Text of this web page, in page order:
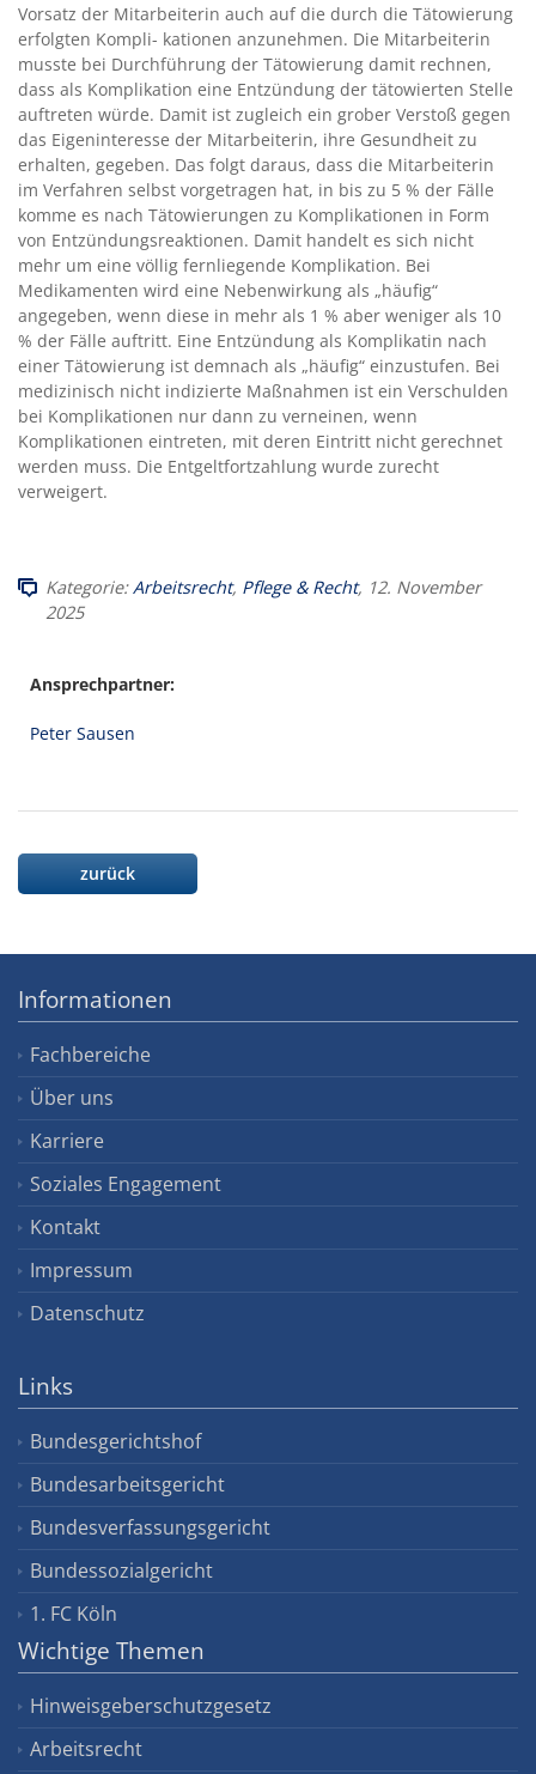
Vorsatz der Mitarbeiterin auch auf die durch die Tätowierung
erfolgten Kompli- kationen anzunehmen. Die Mitarbeiterin
musste bei Durchführung der Tätowierung damit rechnen,
dass als Komplikation eine Entzündung der tätowierten Stelle
auftreten würde. Damit ist zugleich ein grober Verstoß gegen
das Eigeninteresse der Mitarbeiterin, ihre Gesundheit zu
erhalten, gegeben. Das folgt daraus, dass die Mitarbeiterin
im Verfahren selbst vorgetragen hat, in bis zu 5 % der Fälle
komme es nach Tätowierungen zu Komplikationen in Form
von Entzündungsreaktionen. Damit handelt es sich nicht
mehr um eine völlig fernliegende Komplikation. Bei
Medikamenten wird eine Nebenwirkung als „häufig“
angegeben, wenn diese in mehr als 1 % aber weniger als 10
% der Fälle auftritt. Eine Entzündung als Komplikatin nach
einer Tätowierung ist demnach als „häufig“ einzustufen. Bei
medizinisch nicht indizierte Maßnahmen ist ein Verschulden
bei Komplikationen nur dann zu verneinen, wenn
Komplikationen eintreten, mit deren Eintritt nicht gerechnet
werden muss. Die Entgeltfortzahlung wurde zurecht
verweigert.
Kategorie:Arbeitsrecht, Pflege & Recht, 12. November
2025
Ansprechpartner:
Peter Sausen
zurück
Informationen
Fachbereiche
Über uns
Karriere
Soziales Engagement
Kontakt
Impressum
Datenschutz
Links
Bundesgerichtshof
Bundesarbeitsgericht
Bundesverfassungsgericht
Bundessozialgericht
1. FC Köln
Wichtige Themen
Hinweisgeberschutzgesetz
Arbeitsrecht